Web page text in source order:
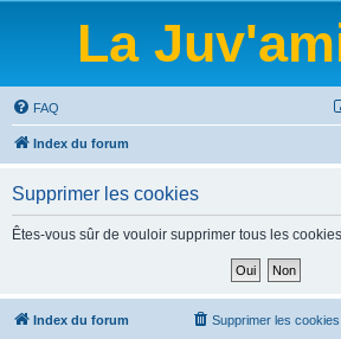
La
FAQ
Index du forum
Supprimer les cookies
Êtes-vous sûr de vouloir supprimer tous les
Index du forum Supprimer les cookies